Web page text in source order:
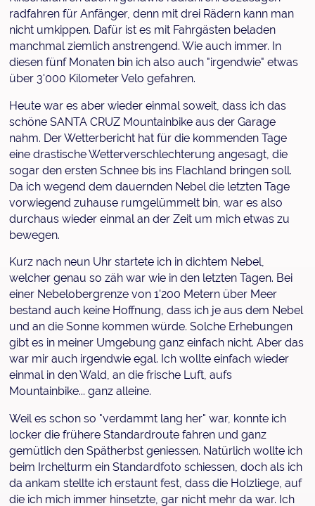
radfahren für Anfänger, denn mit drei Rädern kann man
nicht umkippen. Dafür ist es mit Fahrgästen beladen
manchmal ziemlich anstrengend. Wie auch immer. In
diesen fünf Monaten bin ich also auch "irgendwie" etwas
über 3'000 Kilometer Velo gefahren.
Heute war es aber wieder einmal soweit, dass ich das
schöne SANTA CRUZ Mountainbike aus der Garage
nahm. Der Wetterbericht hat für die kommenden Tage
eine drastische Wetterverschlechterung angesagt, die
sogar den ersten Schnee bis ins Flachland bringen soll.
Da ich wegend dem dauernden Nebel die letzten Tage
vorwiegend zuhause rumgelümmelt bin, war es also
durchaus wieder einmal an der Zeit um mich etwas zu
bewegen.
Kurz nach neun Uhr startete ich in dichtem Nebel,
welcher genau so zäh war wie in den letzten Tagen. Bei
einer Nebelobergrenze von 1'200 Metern über Meer
bestand auch keine Hoffnung, dass ich je aus dem Nebel
und an die Sonne kommen würde. Solche Erhebungen
gibt es in meiner Umgebung ganz einfach nicht. Aber das
war mir auch irgendwie egal. Ich wollte einfach wieder
einmal in den Wald, an die frische Luft, aufs
Mountainbike... ganz alleine.
Weil es schon so "verdammt lang her" war, konnte ich
locker die frühere Standardroute fahren und ganz
gemütlich den Spätherbst geniessen. Natürlich wollte ich
beim Irchelturm ein Standardfoto schiessen, doch als ich
da ankam stellte ich erstaunt fest, dass die Holzliege, auf
die ich mich immer hinsetzte, gar nicht mehr da war. Ich